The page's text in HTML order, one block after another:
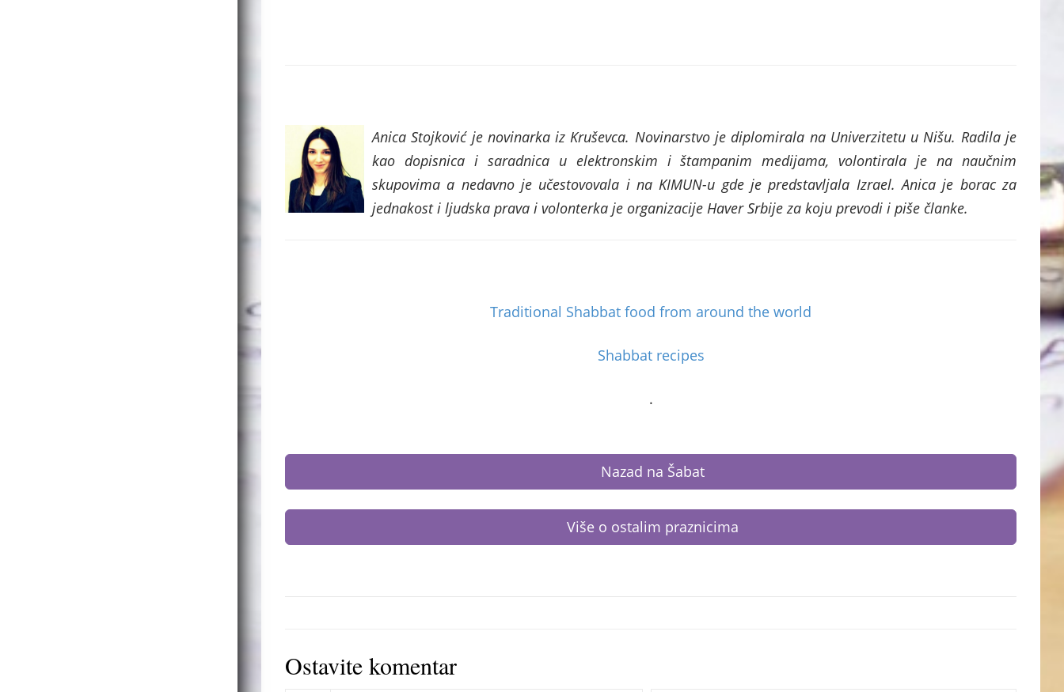
Anica Stojković je novinarka iz Kruševca. Novinarstvo je diplomirala na Univerzitetu u Nišu. Radila je
kao dopisnica i saradnica u elektronskim i štampanim medijama, volontirala je na naučnim
skupovima a nedavno je učestovovala i na KIMUN-u gde je predstavljala Izrael. Anica je borac za
jednakost i ljudska prava i volonterka je organizacije Haver Srbije za koju prevodi i piše članke.
Traditional Shabbat food from around the world
Shabbat recipes
.
Nazad na Šabat
Više o ostalim praznicima
Ostavite komentar